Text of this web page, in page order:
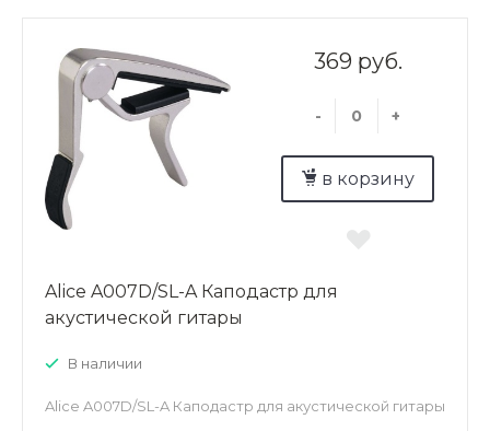
369 руб.
- +
в корзину
Alice A007D/SL-A Каподастр для
акустической гитары
В наличии
Alice A007D/SL-A Каподастр для акустической гитары